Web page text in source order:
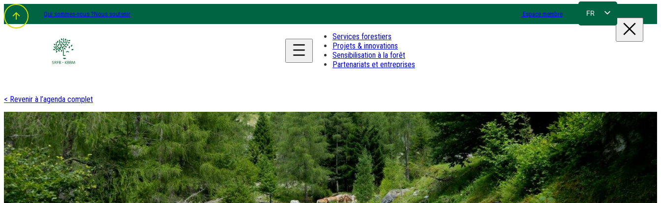
Qui sommes-nous ?Nous soutenir Espace membre FR
Services forestiers
Projets & innovations
Sensibilisation à la forêt
Partenariats et entreprises
< Revenir à l’agenda complet